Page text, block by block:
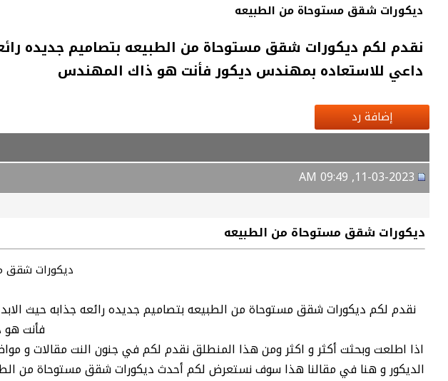
ديكورات شقق مستوحاة من الطبيعه
نقدم لكم ديكورات شقق مستوحاة من الطبيعه بتصاميم جديده
داعي للاستعاده بمهندس ديكور فأنت هو ذاك المهندس
إضافة رد
ديكورات شقق مستوحاة من الطبيعه
ديكورات شقق
نقدم لكم ديكورات شقق مستوحاة من الطبيعه بتصاميم جديده رائعه جذابه حيث
فأنت
اذا اطلعت وبحثت أكثر و اكثر ومن هذا المنطلق نقدم لكم في جنون النت مقالات و
الديكور و هنا في مقالنا هذا سوف نستعرض لكم أحدث ديكورات شقق مستوحاة من